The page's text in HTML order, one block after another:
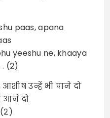
paas, apana
yeeshu ne, khaaya
(2)
उन्हें भी पाने दो
आने दो